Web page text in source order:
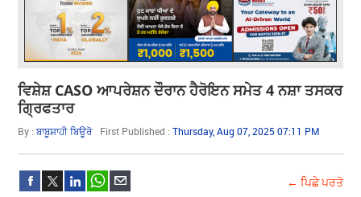
ਵਿਸ਼ੇਸ਼ CASO ਆਪਰੇਸ਼ਨ ਦੌਰਾਨ ਹੈਰੋਇਨ ਸਮੇਤ 4 ਨਸ਼ਾ ਤਸਕਰ
ਗ੍ਰਿਫਤਾਰ
By :ਬਾਬੂਸ਼ਾਹੀ ਬਿਊਰੋ First Published :Thursday, Aug 07, 2025 07:11 PM
← ਪਿਛੇ ਪਰਤੋ